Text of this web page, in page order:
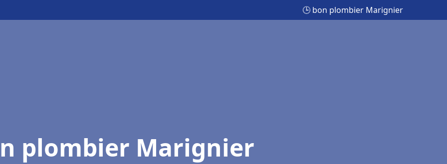
🕒 bon plombier Marignier
plombier Marignier